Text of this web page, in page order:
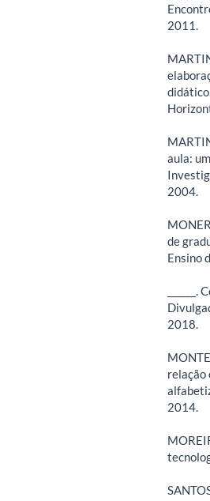
2011.
aula:
2004.
de
Ensino
2018.
relação
2014.